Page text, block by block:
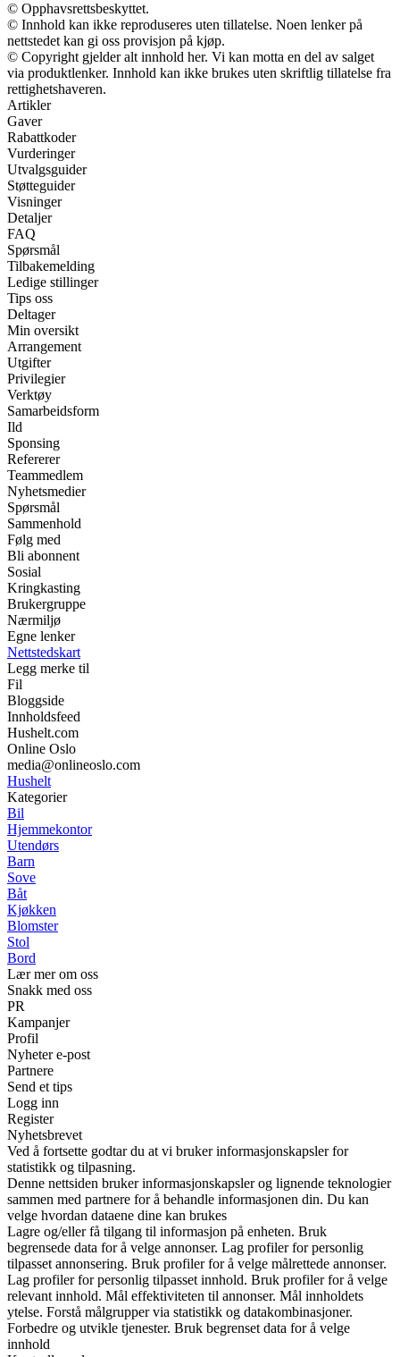
© Opphavsrettsbeskyttet.
© Innhold kan ikke reproduseres uten tillatelse. Noen lenker på
nettstedet kan gi oss provisjon på kjøp.
© Copyright gjelder alt innhold her. Vi kan motta en del av salget
via produktlenker. Innhold kan ikke brukes uten skriftlig tillatelse fra
rettighetshaveren.
Artikler
Gaver
Rabattkoder
Vurderinger
Utvalgsguider
Støtteguider
Visninger
Detaljer
FAQ
Spørsmål
Tilbakemelding
Ledige stillinger
Tips oss
Deltager
Min oversikt
Arrangement
Utgifter
Privilegier
Verktøy
Samarbeidsform
Ild
Sponsing
Refererer
Teammedlem
Nyhetsmedier
Spørsmål
Sammenhold
Følg med
Bli abonnent
Sosial
Kringkasting
Brukergruppe
Nærmiljø
Egne lenker
Nettstedskart
Legg merke til
Fil
Bloggside
Innholdsfeed
Hushelt.com
Online Oslo
media@onlineoslo.com
Hushelt
Kategorier
Bil
Hjemmekontor
Utendørs
Barn
Sove
Båt
Kjøkken
Blomster
Stol
Bord
Lær mer om oss
Snakk med oss
PR
Kampanjer
Profil
Nyheter e-post
Partnere
Send et tips
Logg inn
Register
Nyhetsbrevet
Ved å fortsette godtar du at vi bruker informasjonskapsler for
statistikk og tilpasning.
Denne nettsiden bruker informasjonskapsler og lignende teknologier
sammen med partnere for å behandle informasjonen din. Du kan
velge hvordan dataene dine kan brukes
Lagre og/eller få tilgang til informasjon på enheten. Bruk
begrensede data for å velge annonser. Lag profiler for personlig
tilpasset annonsering. Bruk profiler for å velge målrettede annonser.
Lag profiler for personlig tilpasset innhold. Bruk profiler for å velge
relevant innhold. Mål effektiviteten til annonser. Mål innholdets
ytelse. Forstå målgrupper via statistikk og datakombinasjoner.
Forbedre og utvikle tjenester. Bruk begrenset data for å velge
innhold